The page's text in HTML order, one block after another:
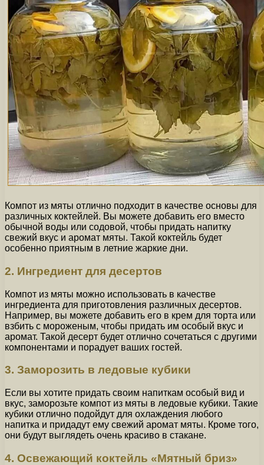
Компот из мяты отлично подходит в качестве основы для
различных коктейлей. Вы можете добавить его вместо
обычной воды или содовой, чтобы придать напитку
свежий вкус и аромат мяты. Такой коктейль будет
особенно приятным в летние жаркие дни.
2. Ингредиент для десертов
Компот из мяты можно использовать в качестве
ингредиента для приготовления различных десертов.
Например, вы можете добавить его в крем для торта или
взбить с мороженым, чтобы придать им особый вкус и
аромат. Такой десерт будет отлично сочетаться с другими
компонентами и порадует ваших гостей.
3. Заморозить в ледовые кубики
Если вы хотите придать своим напиткам особый вид и
вкус, заморозьте компот из мяты в ледовые кубики. Такие
кубики отлично подойдут для охлаждения любого
напитка и придадут ему свежий аромат мяты. Кроме того,
они будут выглядеть очень красиво в стакане.
4. Освежающий коктейль «Мятный бриз»